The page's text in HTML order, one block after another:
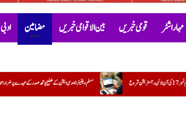
مہاراشٹر قومی خبریں بین الاقوامی خبریں مضامین ادبی
مؤیدُ المسلمین ہائی مسلم ویلفیئر ایسوسی ایشن کے ضلع یوتھ صدر کے عہدے پر ضرار احمد قریشی کی تقرری